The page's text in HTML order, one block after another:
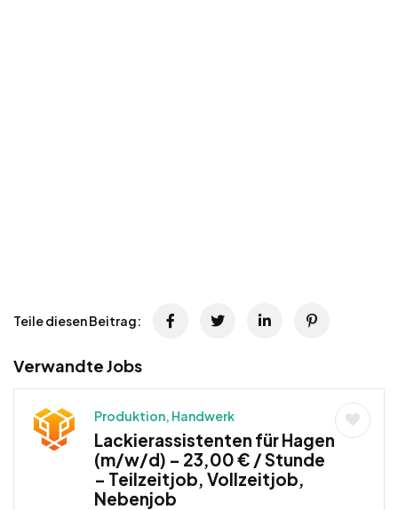
Teile diesen Beitrag:
Verwandte Jobs
Produktion, Handwerk
Lackierassistenten für Hagen
(m/w/d) – 23,00 € / Stunde
– Teilzeitjob, Vollzeitjob,
Nebenjob